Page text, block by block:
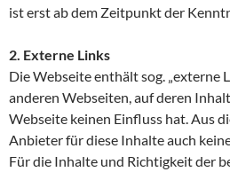
ist erst ab dem Zeitpunkt der
2. Externe Links
Die Webseite enthält sog. „externe
anderen Webseiten, auf deren
Webseite keinen Einfluss hat. Aus
Anbieter für diese Inhalte auch
Für die Inhalte und Richtigkeit der